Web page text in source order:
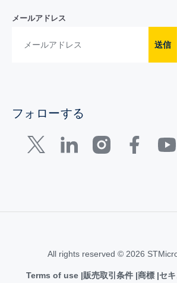
メールアドレス
送信
フォローする
All rights reserved © 2026
Terms of use 販売取引条件 商標 セ